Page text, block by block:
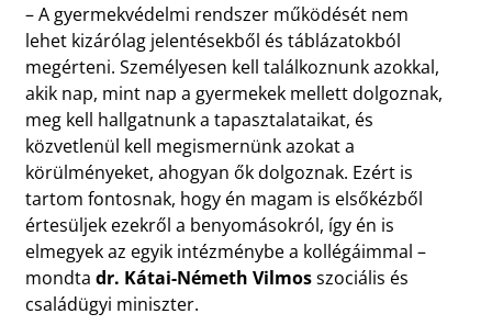
– A gyermekvédelmi rendszer működését nem
lehet kizárólag jelentésekből és táblázatokból
megérteni. Személyesen kell találkoznunk azokkal,
akik nap, mint nap a gyermekek mellett dolgoznak,
meg kell hallgatnunk a tapasztalataikat, és
közvetlenül kell megismernünk azokat a
körülményeket, ahogyan ők dolgoznak. Ezért is
tartom fontosnak, hogy én magam is elsőkézből
értesüljek ezekről a benyomásokról, így én is
elmegyek az egyik intézménybe a kollégáimmal –
mondta dr. Kátai-Németh Vilmosszociális és
családügyi miniszter.